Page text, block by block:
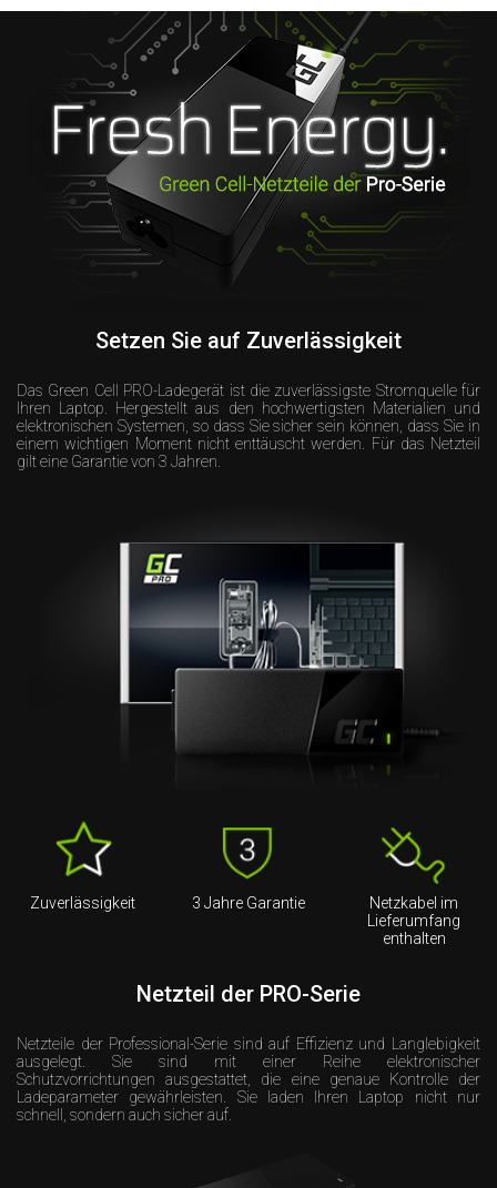
Setzen Sie auf Zuverlässigkeit
Das Green Cell PRO-Ladegerät ist die zuverlässigste Stromquelle für
Ihren Laptop. Hergestellt aus den hochwertigsten Materialien und
elektronischen Systemen, so dass Sie sicher sein können, dass Sie in
einem wichtigen Moment nicht enttäuscht werden. Für das Netzteil
gilt eine Garantie von 3 Jahren.
Zuverlässigkeit 3 Jahre Garantie
Netzkabel im
Lieferumfang
enthalten
Netzteil der PRO-Serie
Netzteile der Professional-Serie sind auf Effizienz und Langlebigkeit
ausgelegt. Sie sind mit einer Reihe elektronischer
Schutzvorrichtungen ausgestattet, die eine genaue Kontrolle der
Ladeparameter gewährleisten. Sie laden Ihren Laptop nicht nur
schnell, sondern auch sicher auf.